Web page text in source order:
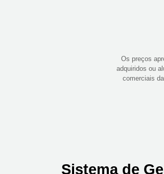
Os preços
adquiridos ou
comerciais
Sistema de